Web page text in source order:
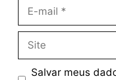
Salvar meus